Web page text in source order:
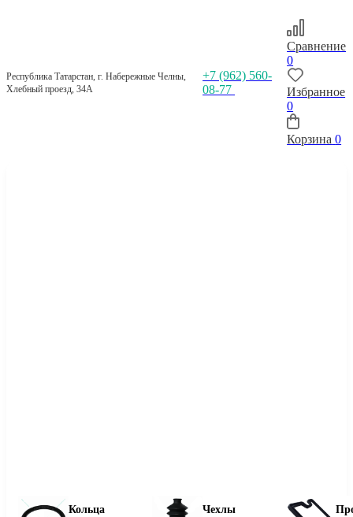
Республика Татарстан, г. Набережные Челны,
Хлебный проезд, 34А
+7 (962) 560-
08-77
Сравнение
0
Избранное
0
Корзина 0
Кольца Чехлы